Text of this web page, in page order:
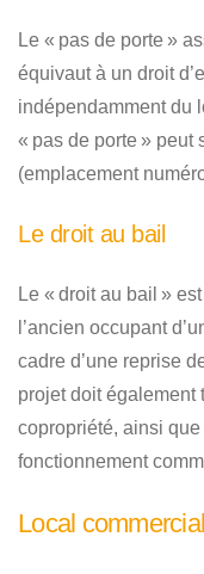
Le « pas de porte »
équivaut à un droit
indépendamment du
« pas de porte » peut
(emplacement
Le droit au bail
Le « droit au bail »
l’ancien occupant
cadre d’une reprise
projet doit également
copropriété, ainsi
fonctionnement
Local